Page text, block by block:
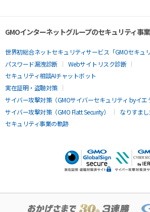
GMOインターネットグループのセキュリティ事
世界初総合ネットセキュリティサービス「GMOセキュリ
パスワード漏洩診断
Webサイトリスク診断
セキュリティ相談AIチャットボット
実在証明・盗聴対策
サイバー攻撃対策（GMOサイバーセキュリティ byイエ
サイバー攻撃対策（GMO Flatt Security）
なりすま
セキュリティ事業の軌跡